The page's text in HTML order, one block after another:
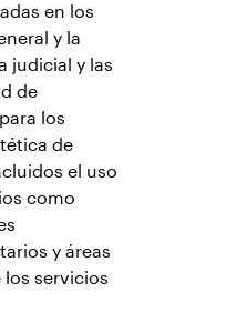
en los
y la
judicial y las
de
los
de
el uso
como
y áreas
servicios